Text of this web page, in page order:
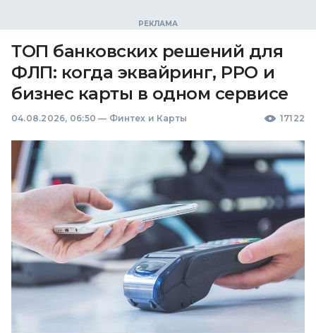
ТОП банковских решений для
ФЛП: когда эквайринг, РРО и
бизнес карты в одном сервисе
04.08.2026, 06:50 — Финтех и Карты 17122